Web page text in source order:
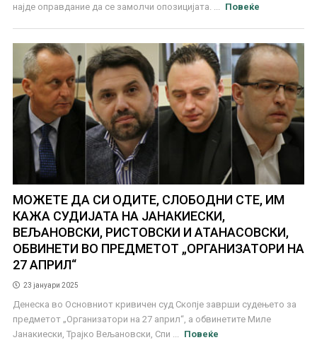
најде оправдание да се замолчи опозицијата. ...
Повеќе
МОЖЕТЕ ДА СИ ОДИТЕ, СЛОБОДНИ СТЕ, ИМ
КАЖА СУДИЈАТА НА ЈАНАКИЕСКИ,
ВЕЉАНОВСКИ, РИСТОВСКИ И АТАНАСОВСКИ,
ОБВИНЕТИ ВО ПРЕДМЕТОТ „ОРГАНИЗАТОРИ НА
27 АПРИЛ“
23 јануари 2025
Денеска во Основниот кривичен суд Скопје заврши судењето за
предметот „Организатори на 27 април“, а обвинетите Миле
Јанакиески, Трајко Вељановски, Спи ...
Повеќе